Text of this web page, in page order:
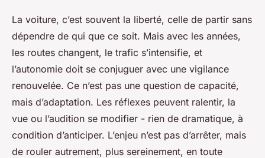
Les meilleures pratiques de
conduite sûre pour les seniors
Angelo•20/04/2026 12:47•8 min de lecture
La voiture, c’est souvent la liberté, celle de partir sans
dépendre de qui que ce soit. Mais avec les années,
les routes changent, le trafic s’intensifie, et
l’autonomie doit se conjuguer avec une vigilance
renouvelée. Ce n’est pas une question de capacité,
mais d’adaptation. Les réflexes peuvent ralentir, la
vue ou l’audition se modifier - rien de dramatique, à
condition d’anticiper. L’enjeu n’est pas d’arrêter, mais
de rouler autrement, plus sereinement, en toute